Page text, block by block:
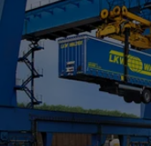
Transport routier
Solutions numériques
Transport intermodal